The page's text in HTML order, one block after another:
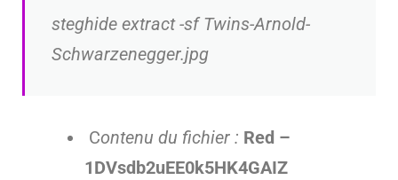
steghide extract -sf Twins-Arnold-
Schwarzenegger.jpg
Contenu du fichier : Red –
1DVsdb2uEE0k5HK4GAIZ